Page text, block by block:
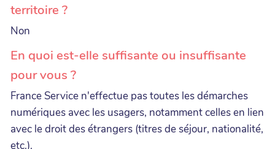
territoire ?
Non
En quoi est-elle suffisante ou insuffisante
pour vous ?
France Service n'effectue pas toutes les démarches
numériques avec les usagers, notamment celles en lien
avec le droit des étrangers (titres de séjour, nationalité,
etc.).